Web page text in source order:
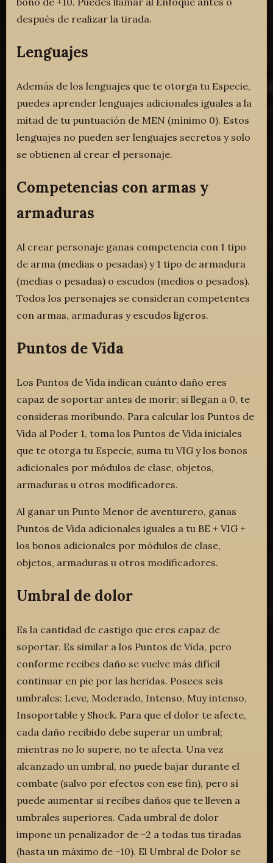
después de realizar la tirada.
Lenguajes
Además de los lenguajes que te otorga tu Especie,
puedes aprender lenguajes adicionales iguales a la
mitad de tu puntuación de MEN (mínimo 0). Estos
lenguajes no pueden ser lenguajes secretos y solo
se obtienen al crear el personaje.
Competencias con armas y
armaduras
Al crear personaje ganas competencia con 1 tipo
de arma (medias o pesadas) y 1 tipo de armadura
(medias o pesadas) o escudos (medios o pesados).
Todos los personajes se consideran competentes
con armas, armaduras y escudos ligeros.
Puntos de Vida
Los Puntos de Vida indican cuánto daño eres
capaz de soportar antes de morir; si llegan a 0, te
consideras moribundo. Para calcular los Puntos de
Vida al Poder 1, toma los Puntos de Vida iniciales
que te otorga tu Especie, suma tu VIG y los bonos
adicionales por módulos de clase, objetos,
armaduras u otros modificadores.
Al ganar un Punto Menor de aventurero, ganas
Puntos de Vida adicionales iguales a tu BE + VIG +
los bonos adicionales por módulos de clase,
objetos, armaduras u otros modificadores.
Umbral de dolor
Es la cantidad de castigo que eres capaz de
soportar. Es similar a los Puntos de Vida, pero
conforme recibes daño se vuelve más difícil
continuar en pie por las heridas. Posees seis
umbrales: Leve, Moderado, Intenso, Muy intenso,
Insoportable y Shock. Para que el dolor te afecte,
cada daño recibido debe superar un umbral;
mientras no lo supere, no te afecta. Una vez
alcanzado un umbral, no puede bajar durante el
combate (salvo por efectos con ese fin), pero sí
puede aumentar si recibes daños que te lleven a
umbrales superiores. Cada umbral de dolor
impone un penalizador de −2 a todas tus tiradas
(hasta un máximo de −10). El Umbral de Dolor se